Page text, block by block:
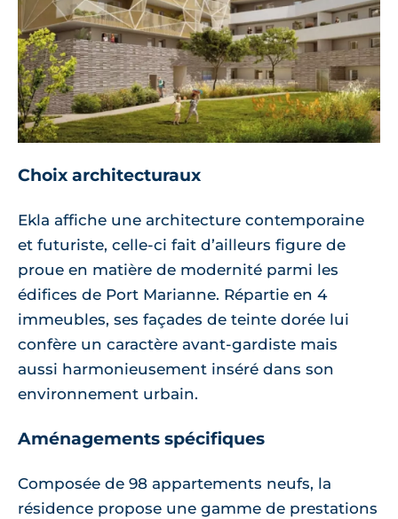
Choix architecturaux
Ekla affiche une architecture contemporaine
et futuriste, celle-ci fait d’ailleurs figure de
proue en matière de modernité parmi les
édifices de Port Marianne. Répartie en 4
immeubles, ses façades de teinte dorée lui
confère un caractère avant-gardiste mais
aussi harmonieusement inséré dans son
environnement urbain.
Aménagements spécifiques
Composée de 98 appartements neufs, la
résidence propose une gamme de prestations